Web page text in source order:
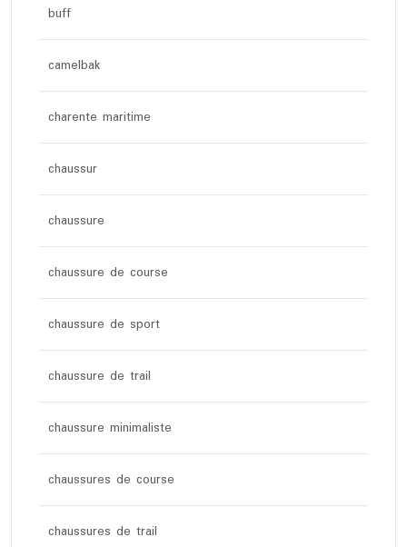
buff
camelbak
charente maritime
chaussur
chaussure
chaussure de course
chaussure de sport
chaussure de trail
chaussure minimaliste
chaussures de course
chaussures de trail